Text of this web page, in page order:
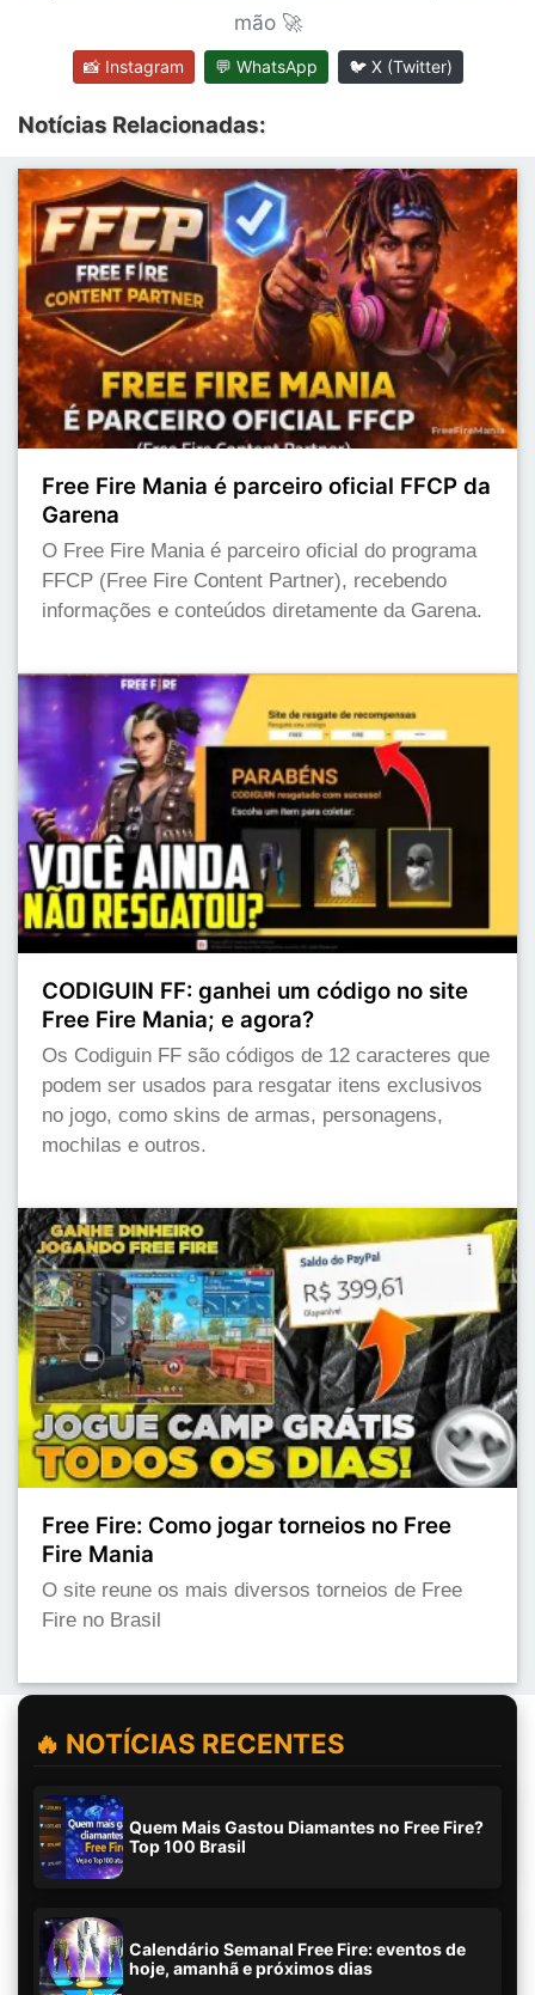
mão 🚀
📸 Instagram 💬 WhatsApp 🐦 X (Twitter)
Notícias Relacionadas:
Free Fire Mania é parceiro oficial FFCP da
Garena
O Free Fire Mania é parceiro oficial do programa
FFCP (Free Fire Content Partner), recebendo
informações e conteúdos diretamente da Garena.
CODIGUIN FF: ganhei um código no site
Free Fire Mania; e agora?
Os Codiguin FF são códigos de 12 caracteres que
podem ser usados para resgatar itens exclusivos
no jogo, como skins de armas, personagens,
mochilas e outros.
Free Fire: Como jogar torneios no Free
Fire Mania
O site reune os mais diversos torneios de Free
Fire no Brasil
🔥 NOTÍCIAS RECENTES
Quem Mais Gastou Diamantes no Free Fire?
Top 100 Brasil
Calendário Semanal Free Fire: eventos de
hoje, amanhã e próximos dias